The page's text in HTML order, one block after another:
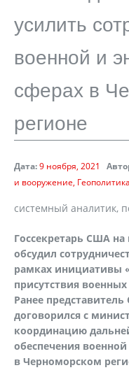
усилить
военной и
сферах в
регионе
Дата:9 ноября, 2021
и вооружение Геополитика
системный аналитик,
Госсекретарь США
обсудил
рамках инициативы
присутствия
Ранее
договорился с
координацию
обеспечения
в Черноморском